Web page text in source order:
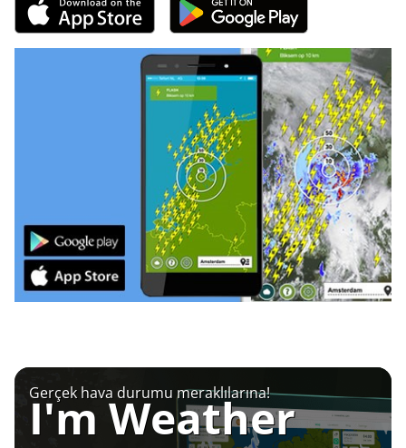
Gerçek hava durumu meraklılarına!
I'm Weather